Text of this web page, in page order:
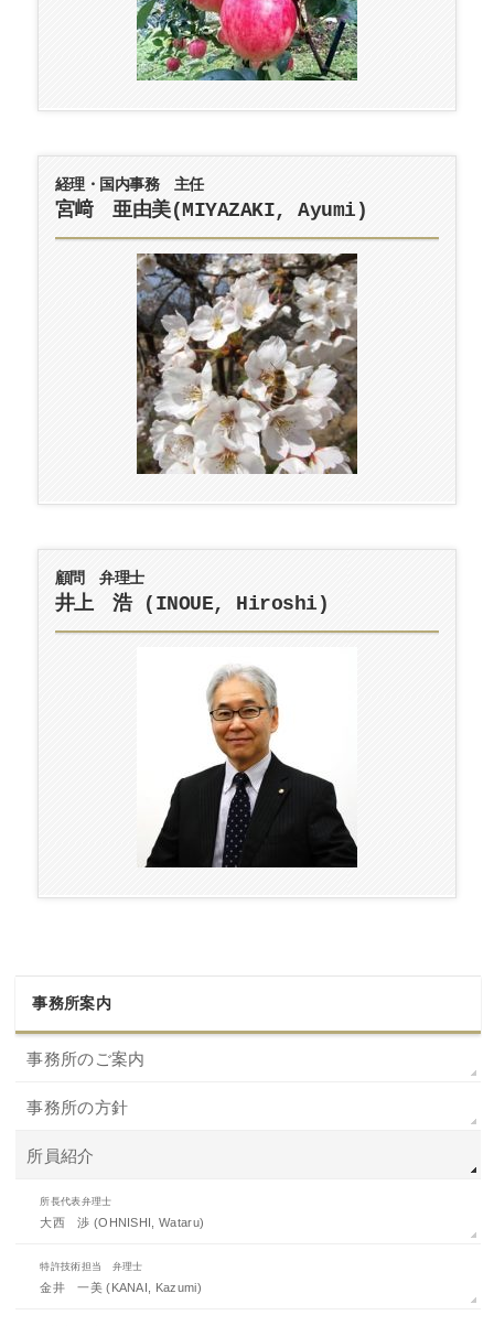
経理・国内事務 主任
宮﨑 亜由美(MIYAZAKI, Ayumi)
顧問 弁理士
井上 浩 (INOUE, Hiroshi)
事務所案内
事務所のご案内
事務所の方針
所員紹介
所長代表弁理士
大西 渉 (OHNISHI, Wataru)
特許技術担当 弁理士
金井 一美 (KANAI, Kazumi)